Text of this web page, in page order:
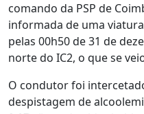
comando da PSP de
informada de uma
pelas 00h50 de 31 de
norte do IC2, o que se
O condutor foi
despistagem de